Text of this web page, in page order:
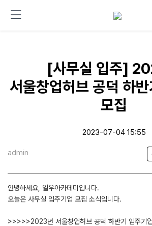
[사무실 입주]
서울창업허브 공덕 하
모집
2023-07-04 15:55
admin
안녕하세요, 일우아카데미입니다.
오늘은 사무실 입주기업 모집 소식입니다.
>>>>>2023년 서울창업허브 공덕 하반기 입주기